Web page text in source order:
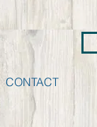
CONTACT